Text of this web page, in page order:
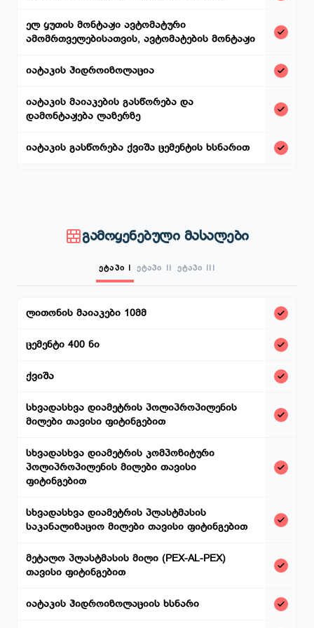
ელ ყუთის მონტაჟი ავტომატური
ამომრთველებისათვის, ავტომატების მონტაჟი
იატაკის ჰიდროიზოლაცია
იატაკის მაიაკების გასწორება და
დამონტაჟება ლაზერზე
იატაკის გასწორება ქვიშა ცემენტის ხსნარით
გამოყენებული მასალები
ეტაპი I ეტაპი II ეტაპი III
ლითონის მაიაკები 10მმ
ცემენტი 400 ნი
ქვიშა
სხვადასხვა დიამეტრის პოლიპროპილენის
მილები თავისი ფიტინგებით
სხვადასხვა დიამეტრის კომპოზიტური
პოლიპროპილენის მილები თავისი
ფიტინგებით
სხვადასხვა დიამეტრის პლასტმასის
საკანალიზაციო მილები თავისი ფიტინგებით
მეტალო პლასტმასის მილი (PEX-AL-PEX)
თავისი ფიტინგებით
იატაკის ჰიდროიზოლაციის ხსნარი